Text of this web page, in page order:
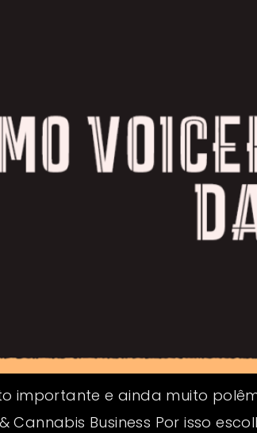
importante e ainda muito
Cannabis Business Por isso